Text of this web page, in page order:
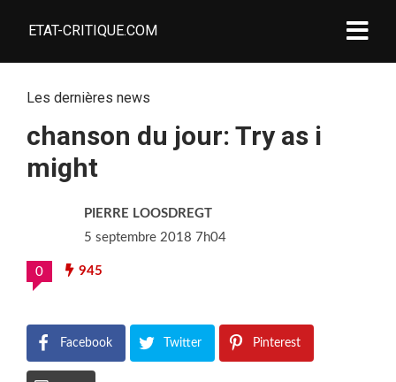
ETAT-CRITIQUE.COM
Les dernières news
chanson du jour: Try as i
might
PIERRE LOOSDREGT
5 septembre 2018 7h04
0 945
Facebook Twitter Pinterest